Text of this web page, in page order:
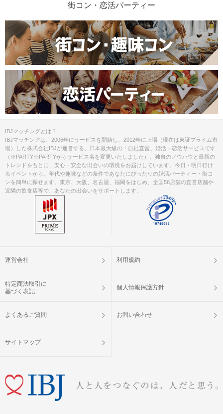
街コン・恋活パーティー
IBJマッチングとは？
IBJマッチングは、2006年にサービスを開始し、2012年に上場（現在は東証プライム市
場）した株式会社IBJが運営する、日本最大級の「自社直営」婚活・恋活サービスです
（※PARTY☆PARTYからサービス名を変更いたしました）。独自のノウハウと最新の
トレンドをもとに、安心・安全な出会いの環境をお届けしています。今日・明日行け
るイベントから、年代や趣味などの条件であなたにぴったりの婚活パーティー・街コ
ンを簡単に探せます。東京、大阪、名古屋、福岡をはじめ、全国56店舗の直営店舗や
近隣の飲食店等で、あなたの出会いをサポートします。
運営会社 利用規約
特定商法取引に
基づく表記
個人情報保護方針
よくあるご質問 お問い合わせ
サイトマップ